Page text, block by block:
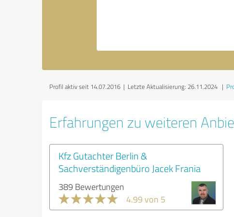
Profil aktiv seit 14.07.2016 | Letzte Aktualisierung: 26.11.2024 |
Erfahrungen zu weiteren
Kfz Gutachter Berlin &
Sachverständigenbüro Jacek Frania
389 Bewertungen
4.99 von 5